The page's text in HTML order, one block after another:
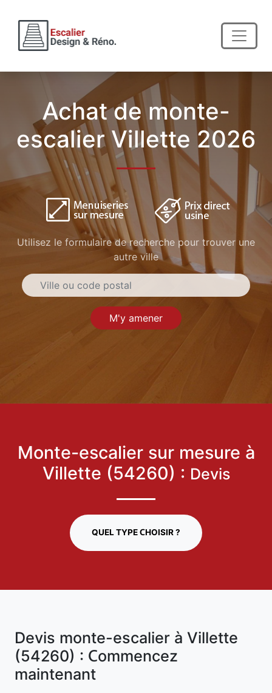
Achat de monte-
escalier Villette 2026
Utilisez le formulaire de recherche pour trouver une
autre ville
M'y amener
Monte-escalier sur mesure à
Villette (54260) : Devis
QUEL TYPE CHOISIR ?
Devis monte-escalier à Villette
(54260) : Commencez
maintenant